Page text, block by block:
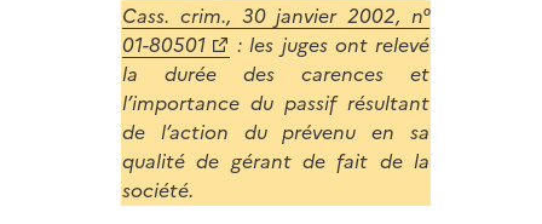
Cass. crim., 30 janvier 2002, n°
01-80501
: les juges ont relevé
la durée des carences et
l’importance du passif résultant
de l’action du prévenu en sa
qualité de gérant de fait de la
société.